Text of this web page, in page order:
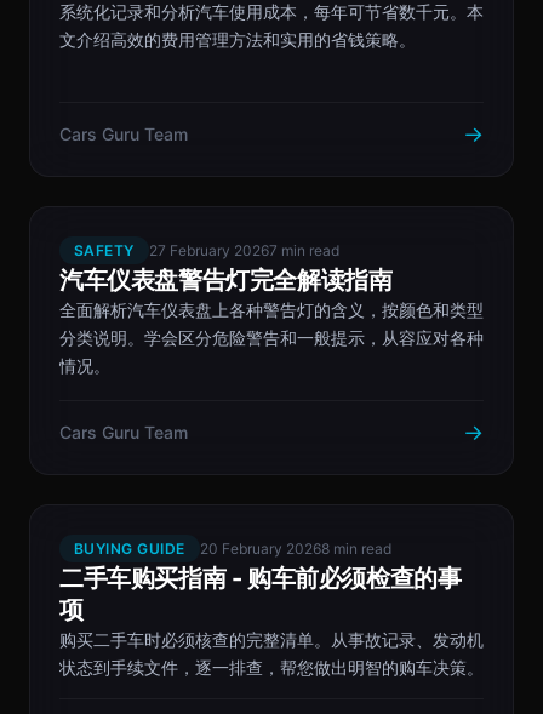
系统化记录和分析汽车使用成本，每年可节省数千元。本
文介绍高效的费用管理方法和实用的省钱策略。
Cars Guru Team →
SAFETY 27 February 20267 min read
汽车仪表盘警告灯完全解读指南
全面解析汽车仪表盘上各种警告灯的含义，按颜色和类型
分类说明。学会区分危险警告和一般提示，从容应对各种
情况。
Cars Guru Team →
BUYING GUIDE 20 February 20268 min read
二手车购买指南 - 购车前必须检查的事
项
购买二手车时必须核查的完整清单。从事故记录、发动机
状态到手续文件，逐一排查，帮您做出明智的购车决策。